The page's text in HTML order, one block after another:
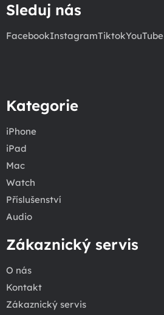
Sleduj nás
FacebookInstagramTiktokYouTube
Kategorie
iPhone
iPad
Mac
Watch
Příslušenství
Audio
Zákaznický servis
O nás
Kontakt
Zákaznický servis